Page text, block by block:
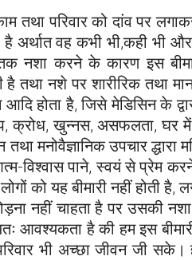
तथा परिवार को दांव पर
अर्थात वह कभी भी,कही भी
तक नशा करने के कारण इस
नशे पर शारीरिक तथा
आदि होता है, जिसे मेडिसिन के
क्रोध, खुन्नस, असफलता, घर
तथा मनोवैज्ञानिक उपचार
विश्वास पाने, स्वयं से प्रेम
को यह बीमारी नहीं होती
नहीं चाहता है पर उसकी
है की हम इस बीमारी
भी अच्छा जीवन जी सके।